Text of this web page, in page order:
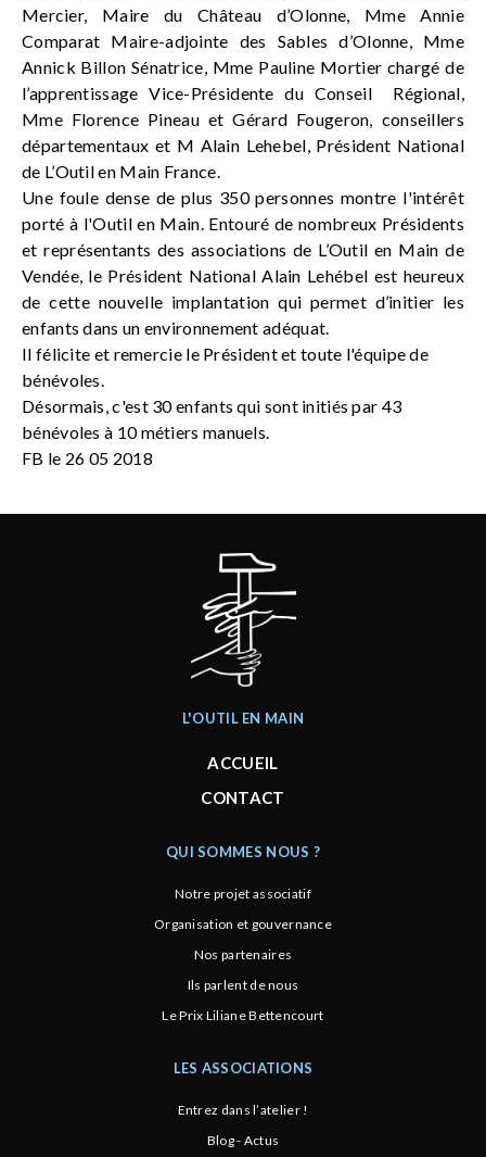
Mercier, Maire du Château d’Olonne, Mme Annie
Comparat Maire-adjointe des Sables d’Olonne, Mme
Annick Billon Sénatrice, Mme Pauline Mortier chargé de
l’apprentissage Vice-Présidente du Conseil Régional,
Mme Florence Pineau et Gérard Fougeron, conseillers
départementaux et M Alain Lehebel, Président National
de L’Outil en Main France.
Une foule dense de plus 350 personnes montre l'intérêt
porté à l'Outil en Main. Entouré de nombreux Présidents
et représentants des associations de L’Outil en Main de
Vendée, le Président National Alain Lehébel est heureux
de cette nouvelle implantation qui permet d’initier les
enfants dans un environnement adéquat.
Il félicite et remercie le Président et toute l'équipe de
bénévoles.
Désormais, c'est 30 enfants qui sont initiés par 43
bénévoles à 10 métiers manuels.
FB le 26 05 2018
L'OUTIL EN MAIN
ACCUEIL
CONTACT
QUI SOMMES NOUS ?
Notre projet associatif
Organisation et gouvernance
Nos partenaires
Ils parlent de nous
Le Prix Liliane Bettencourt
LES ASSOCIATIONS
Entrez dans l’atelier !
Blog - Actus